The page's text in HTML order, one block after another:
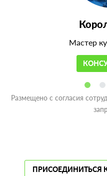
Мастер
Размещено с согласия
ПРИСОЕДИНИТЬСЯ